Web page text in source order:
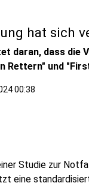
hat sich
daran, dass die
Rettern" und
00:38
Studie zur
eine